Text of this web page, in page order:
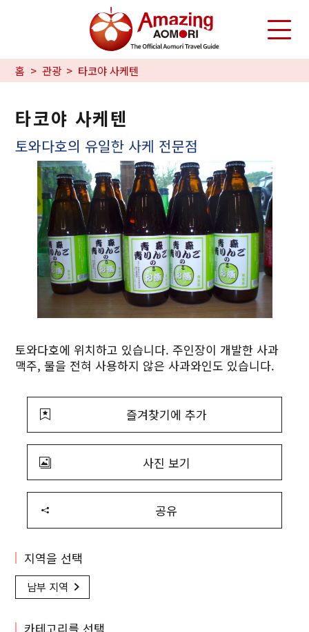
홈 관광 타코야 사케텐
타코야 사케텐
토와다호의 유일한 사케 전문점
토와다호에 위치하고 있습니다. 주인장이 개발한 사과
맥주, 물을 전혀 사용하지 않은 사과와인도 있습니다.
즐겨찾기에 추가
사진 보기
공유
지역을 선택
남부 지역
카테고리를 선택